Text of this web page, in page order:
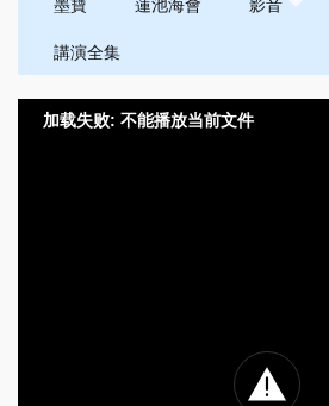
講演全集
加载失败: 不能播放当前文件